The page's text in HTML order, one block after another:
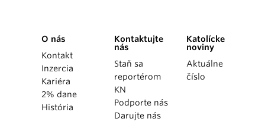
O nás
Kontakt
Inzercia
Kariéra
2% dane
História
Kontaktujte
nás
Staň sa
reportérom
KN
Podporte nás
Darujte nás
Katolícke
noviny
Aktuálne
číslo